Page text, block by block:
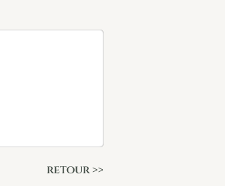
retour >>